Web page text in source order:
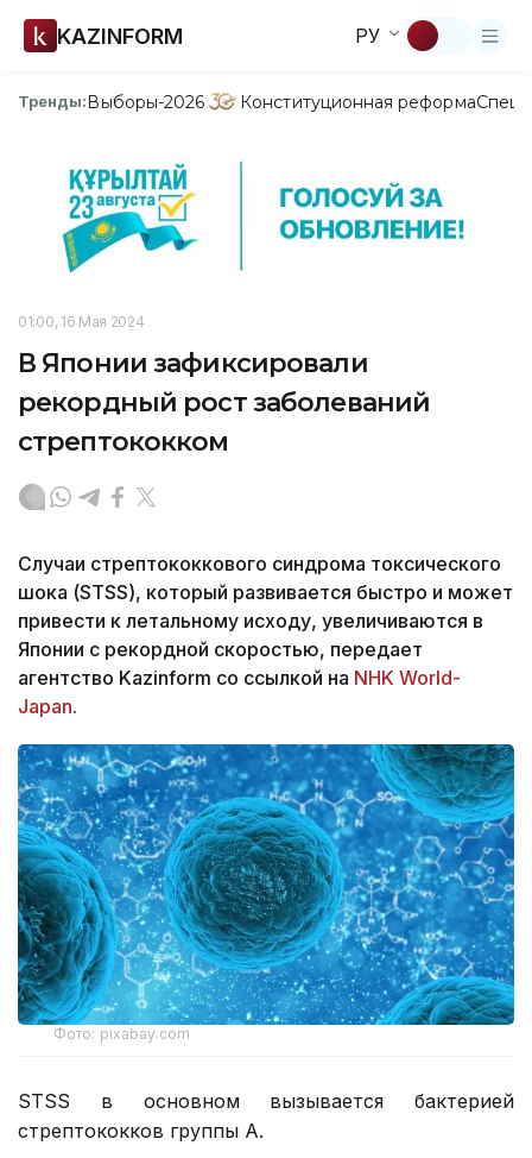
KAZINFORM РУ
Тренды:Выборы-2026 Конституционная реформа
01:00, 16 Мая 2024
В Японии зафиксировали
рекордный рост заболеваний
стрептококком
Случаи стрептококкового синдрома токсического
шока (STSS), который развивается быстро и может
привести к летальному исходу, увеличиваются в
Японии с рекордной скоростью, передает
агентство Kazinform со ссылкой на NHK World-
Japan.
Фото: pixabay.com
STSS в основном вызывается бактерией
стрептококков группы А.